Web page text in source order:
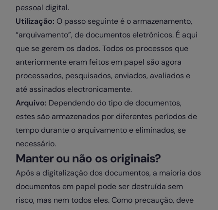
pessoal digital.
Utilização: O passo seguinte é o armazenamento,
“arquivamento”, de documentos eletrónicos. É aqui
que se gerem os dados. Todos os processos que
anteriormente eram feitos em papel são agora
processados, pesquisados, enviados, avaliados e
até assinados electronicamente.
Arquivo: Dependendo do tipo de documentos,
estes são armazenados por diferentes períodos de
tempo durante o arquivamento e eliminados, se
necessário.
Manter ou não os originais?
Após a digitalização dos documentos, a maioria dos
documentos em papel pode ser destruída sem
risco, mas nem todos eles. Como precaução, deve